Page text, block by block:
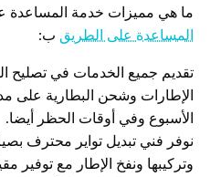
ما هي مميزات خدمة المساعدة
المساعدة على الطريق ب:
تقديم جميع الخدمات في تصليح
الإطارات وشحن البطارية على
الأسبوع وفي أوقات الحظر أيضا.
نوفر فني تبديل تواير محترف
وتركيبها ونفخ الإطار مع